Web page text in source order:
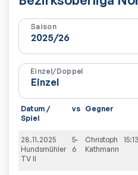
Saison
Einzel/Doppel
Datum /
Spiel
vs Gegner
28.11.2025
Hundsmühler
TV II
5-
6
Christoph
Kathmann
15:13